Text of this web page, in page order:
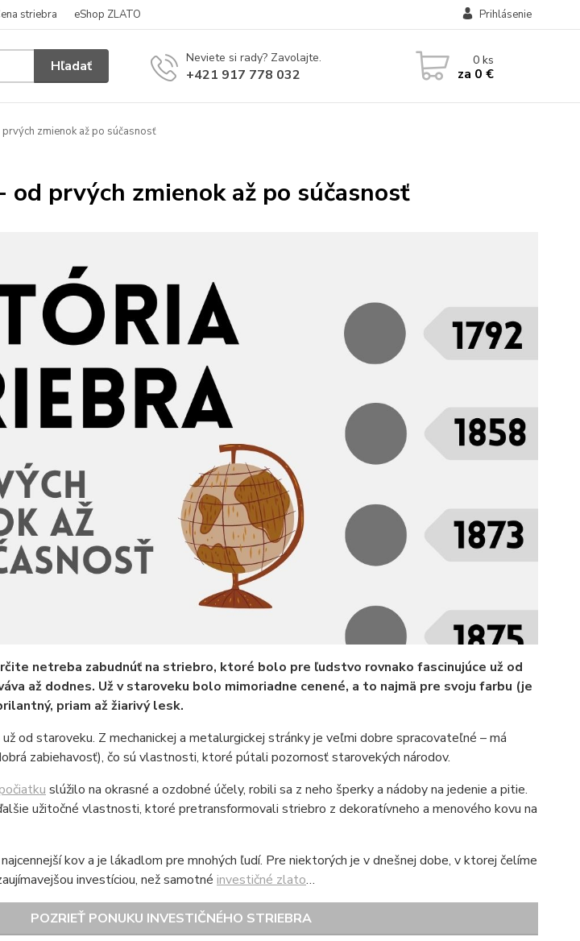
striebra eShop ZLATO Prihlásenie
Hľadať Neviete si rady? Zavolajte.
+421 917 778 032
0ks
za 0 €
zmienok až po súčasnosť
prvých zmienok až po súčasnosť
netreba zabudnúť na striebro, ktoré bolo pre ľudstvo rovnako fascinujúce už od
až dodnes. Už v staroveku bolo mimoriadne cenené, a to najmä pre svoju farbu (je
priam až žiarivý lesk.
od staroveku. Z mechanickej a metalurgickej stránky je veľmi dobre spracovateľné – má
zabiehavosť), čo sú vlastnosti, ktoré pútali pozornosť starovekých národov.
slúžilo na okrasné a ozdobné účely, robili sa z neho šperky a nádoby na jedenie a pitie.
užitočné vlastnosti, ktoré pretransformovali striebro z dekoratívneho a menového kovu na
kov a je lákadlom pre mnohých ľudí. Pre niektorých je v dnešnej dobe, v ktorej čelíme
investíciou, než samotné investičné zlato…
POZRIEŤ PONUKU INVESTIČNÉHO STRIEBRA